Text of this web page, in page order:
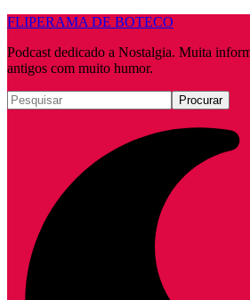
FLIPERAMA DE BOTECO
Podcast dedicado a Nostalgia. Muita
antigos com muito humor.